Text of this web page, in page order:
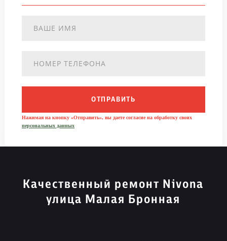
ОТПРАВИТЬ
Нажимая на кнопку «Отправить», вы даете согласие на обработку своих
персональных данных
Качественный ремонт Nivona
улица Малая Бронная